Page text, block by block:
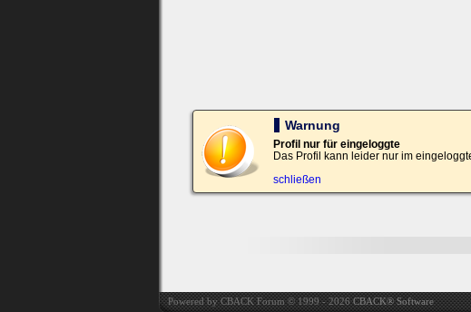
Bei jedem Besuch
automatisch einloggen.
Warnung
Profil nur für eingeloggte
Das Profil kann leider nur im
schließen
Powered by CBACK Forum © 1999 - 2026CBACK® Software